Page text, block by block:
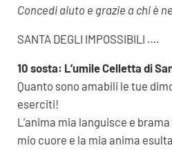
Concedi aiuto e grazie a chi è
SANTA DEGLI IMPOSSIBILI ….
10 sosta: L’umile Celletta di
Quanto sono amabili le tue
eserciti!
L’anima mia languisce e
mio cuore e la mia anima